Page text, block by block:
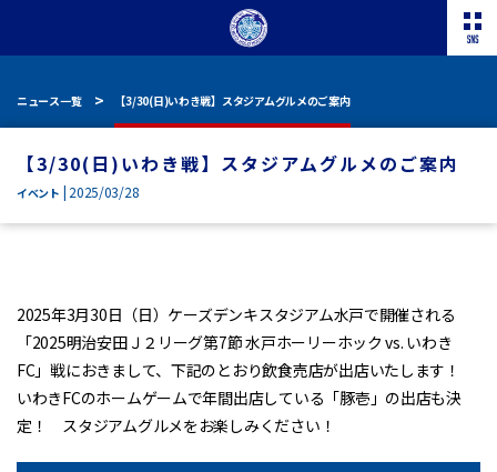
ニュース一覧 【3/30(日)いわき戦】スタジアムグルメのご案内
【3/30(日)いわき戦】スタジアムグルメのご案内
イベント | 2025/03/28
2025年3月30日（日）ケーズデンキスタジアム水戸で開催される
「2025明治安田Ｊ２リーグ第7節 水戸ホーリーホック vs. いわき
FC」戦におきまして、下記のとおり飲食売店が出店いたします！
いわきFCのホームゲームで年間出店している「豚壱」の出店も決
定！ スタジアムグルメをお楽しみください！